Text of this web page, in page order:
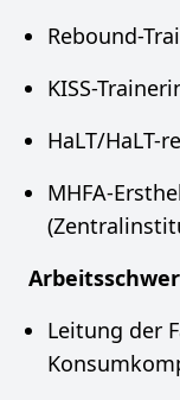
Rebound-
KISS-
HaLT/HaLT-
MHFA-
Leitung der